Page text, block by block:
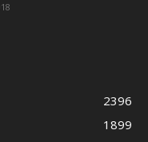
2396
1899